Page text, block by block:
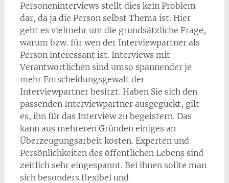
Personeninterviews stellt dies kein Problem
dar, da ja die Person selbst Thema ist. Hier
geht es vielmehr um die grundsätzliche Frage,
warum bzw. für wen der Interviewpartner als
Person interessant ist. Interviews mit
Verantwortlichen sind umso spannender je
mehr Entscheidungsgewalt der
Interviewpartner besitzt. Haben Sie sich den
passenden Interviewpartner ausgeguckt, gilt
es, ihn für das Interview zu begeistern. Das
kann aus mehreren Gründen einiges an
Überzeugungsarbeit kosten. Experten und
Persönlichkeiten des öffentlichen Lebens sind
zeitlich sehr eingespannt. Bei ihnen sollte man
sich besonders flexibel und